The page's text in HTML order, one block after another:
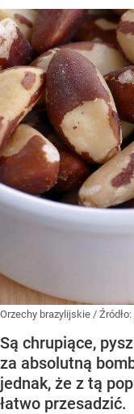
Orzechy brazylijskie / Źródło:
Są chrupiące,
za absolutną
jednak, że z tą
łatwo przesadzić.